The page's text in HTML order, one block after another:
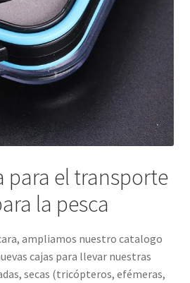
para el transporte
la pesca
ampliamos nuestro catalogo
cajas para llevar nuestras
secas (tricópteros, efémeras,